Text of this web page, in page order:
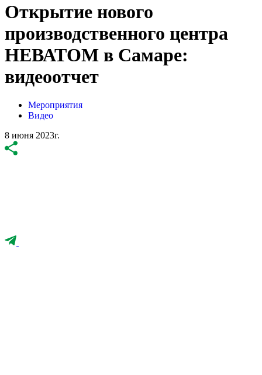
Открытие нового
производственного центра
НЕВАТОМ в Самаре:
видеоотчет
Мероприятия
Видео
8 июня 2023г.